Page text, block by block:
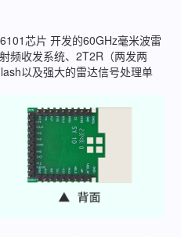
芯片 开发的60GHz毫米波雷
频收发系统、2T2R（两发两
以及强大的雷达信号处理单